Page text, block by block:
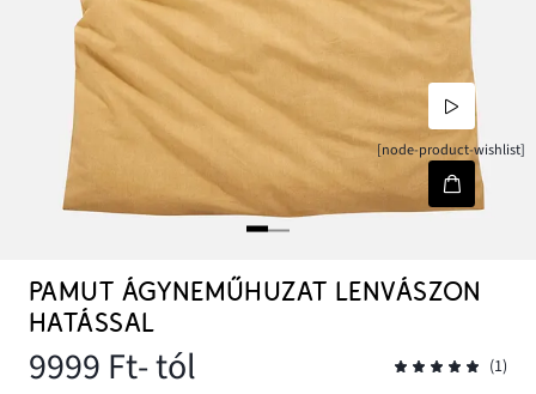
[node-product-wishlist]
PAMUT ÁGYNEMŰHUZAT LENVÁSZON
HATÁSSAL
9999 Ft- tól (1)